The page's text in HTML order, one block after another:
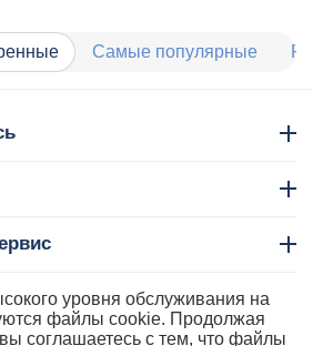
Самые популярные
уровня обслуживания на
файлы cookie. Продолжая
соглашаетесь с тем, что файлы